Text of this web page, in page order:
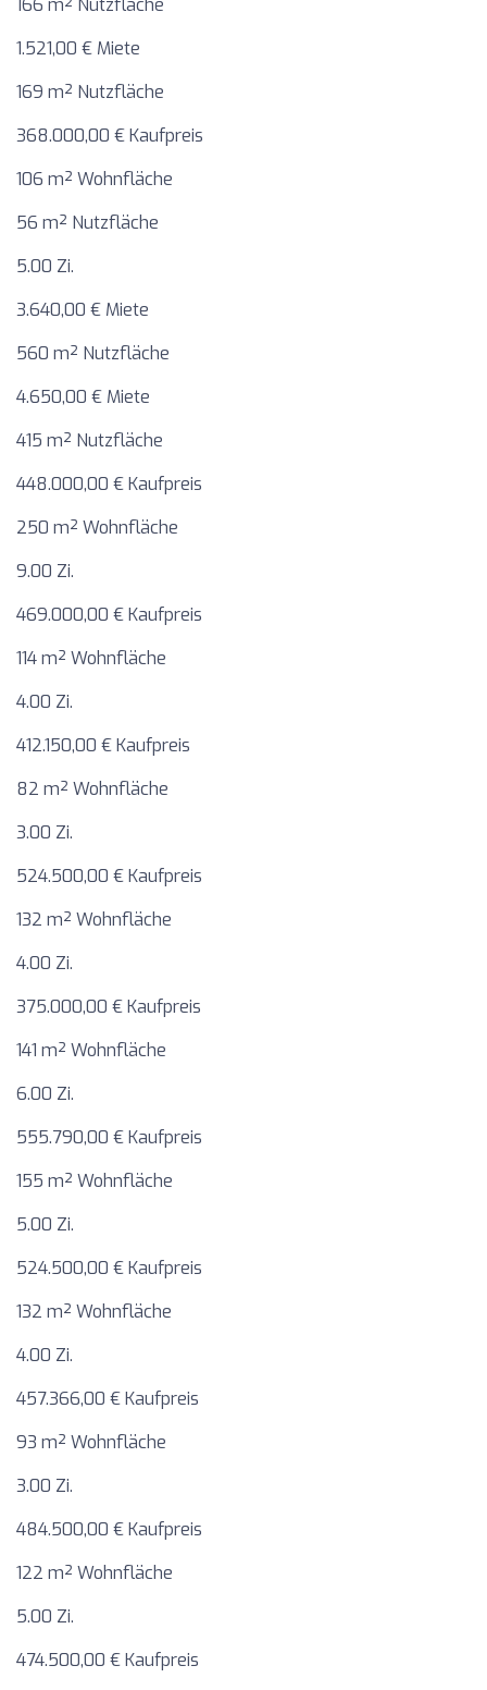
166 m² Nutzfläche
1.521,00 € Miete
169 m² Nutzfläche
368.000,00 € Kaufpreis
106 m² Wohnfläche
56 m² Nutzfläche
5.00 Zi.
3.640,00 € Miete
560 m² Nutzfläche
4.650,00 € Miete
415 m² Nutzfläche
448.000,00 € Kaufpreis
250 m² Wohnfläche
9.00 Zi.
469.000,00 € Kaufpreis
114 m² Wohnfläche
4.00 Zi.
412.150,00 € Kaufpreis
82 m² Wohnfläche
3.00 Zi.
524.500,00 € Kaufpreis
132 m² Wohnfläche
4.00 Zi.
375.000,00 € Kaufpreis
141 m² Wohnfläche
6.00 Zi.
555.790,00 € Kaufpreis
155 m² Wohnfläche
5.00 Zi.
524.500,00 € Kaufpreis
132 m² Wohnfläche
4.00 Zi.
457.366,00 € Kaufpreis
93 m² Wohnfläche
3.00 Zi.
484.500,00 € Kaufpreis
122 m² Wohnfläche
5.00 Zi.
474.500,00 € Kaufpreis